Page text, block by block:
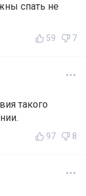
спать не
59 7
такого
97 8